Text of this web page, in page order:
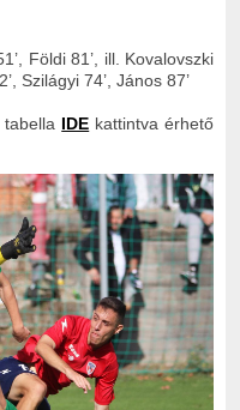
Földi 81’, ill. Kovalovszki
Szilágyi 74’, János 87’
tabella IDE kattintva érhető